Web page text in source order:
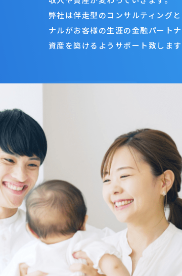
弊社は伴走型のコンサルティング
ナルがお客様の生涯の金融パート
資産を築けるようサポート致します